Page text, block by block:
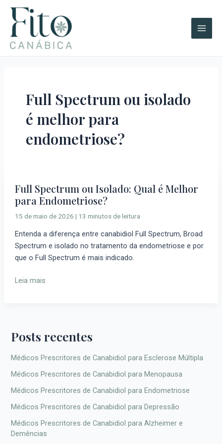
para
conteúdo
Full Spectrum ou isolado
é melhor para
endometriose?
Full Spectrum ou Isolado: Qual é Melhor
para Endometriose?
15 de maio de 2026 | 13 minutos de leitura
Entenda a diferença entre canabidiol Full Spectrum, Broad
Spectrum e isolado no tratamento da endometriose e por
que o Full Spectrum é mais indicado.
Full
Spectrum
ou
Qual
é
Melhor
Endometriose?
Leia mais
Posts recentes
Médicos Prescritores de Canabidiol para Esclerose Múltipla
Médicos Prescritores de Canabidiol para Menopausa
Médicos Prescritores de Canabidiol para Endometriose
Médicos Prescritores de Canabidiol para Depressão
Médicos Prescritores de Canabidiol para Alzheimer e
Demências
A
r
q
u